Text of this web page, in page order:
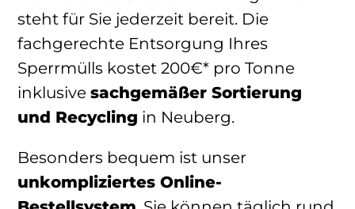
steht für Sie jederzeit bereit. Die
fachgerechte Entsorgung Ihres
Sperrmülls kostet 200€* pro Tonne
inklusive sachgemäßer Sortierung
und Recycling in Neuberg.
Besonders bequem ist unser
unkompliziertes Online-